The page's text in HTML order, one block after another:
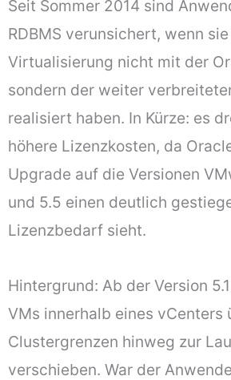
Seit Sommer 2014 sind
RDBMS verunsichert, wenn
Virtualisierung nicht mit der
sondern der weiter
realisiert haben. In Kürze: es
höhere Lizenzkosten, da
Upgrade auf die Versionen
und 5.5 einen deutlich
Lizenzbedarf sieht.
Hintergrund: Ab der Version
VMs innerhalb eines vCenters
Clustergrenzen hinweg zur
verschieben. War der